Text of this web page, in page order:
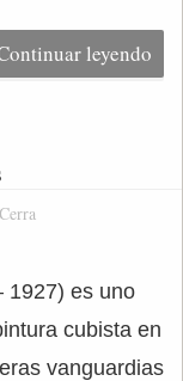
leyendo
1927) es uno
cubista en
vanguardias